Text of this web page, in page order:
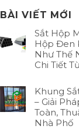
BÀI VIẾT MỚI
Sắt Hộp
Hộp Đen
Như Thế
Chi Tiết
Khung
– Giải
Toàn,
Nhà Phố